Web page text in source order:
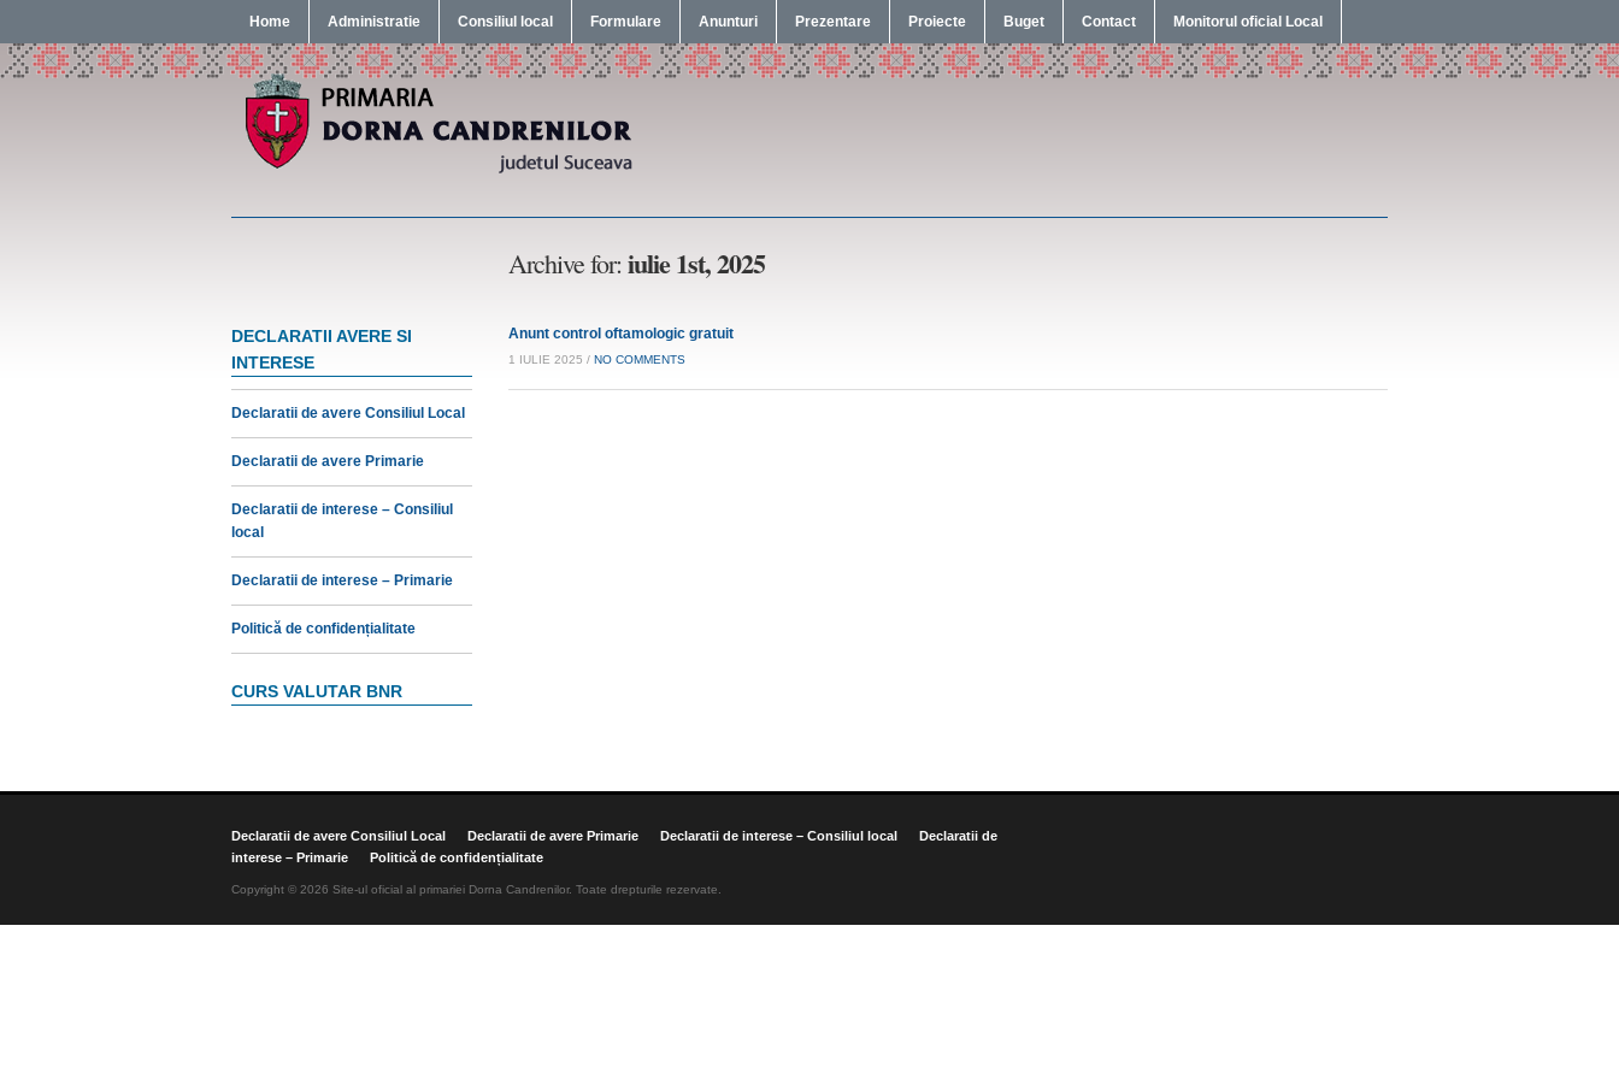
Home Administratie Consiliul local Formulare Anunturi Prezentare Proiecte Buget Contact Monitorul oficial Local
Archive for: iulie 1st, 2025
DECLARATII AVERE SI
INTERESE
Declaratii de avere Consiliul Local
Declaratii de avere Primarie
Declaratii de interese – Consiliul
local
Declaratii de interese – Primarie
Politică de confidențialitate
CURS VALUTAR BNR
Anunt control oftamologic gratuit
1 IULIE 2025 / NO COMMENTS
Declaratii de avere Consiliul Local Declaratii de avere Primarie Declaratii de interese – Consiliul local
Declaratii de
interese – Primarie
Politică de confidențialitate
Copyright © 2026 Site-ul oficial al primariei Dorna Candrenilor. Toate drepturile rezervate.